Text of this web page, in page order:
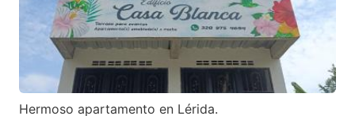
Hermoso apartamento en Lérida.